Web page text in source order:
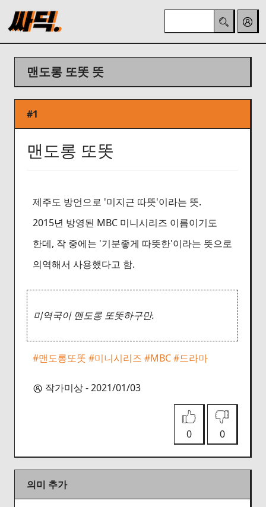
맨도롱 또똣 뜻
#1
맨도롱 또똣
제주도 방언으로 '미지근 따뜻'이라는 뜻.
2015년 방영된 MBC 미니시리즈 이름이기도
한데, 작 중에는 '기분좋게 따뜻한'이라는 뜻으로
의역해서 사용했다고 함.
미역국이 맨도롱 또똣하구만.
#맨도롱또똣 #미니시리즈 #MBC#드라마
작가미상 - 2021/01/03
0 0
의미 추가